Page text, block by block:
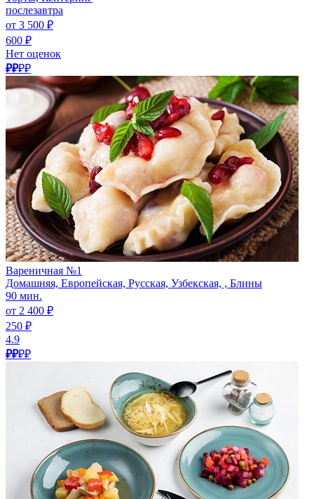
послезавтра
от 3 500 ₽
600 ₽
Нет оценок
₽₽₽₽
Вареничная №1
Домашняя, Европейская, Русская, Узбекская, , Блины
90 мин.
от 2 400 ₽
250 ₽
4.9
₽₽₽₽